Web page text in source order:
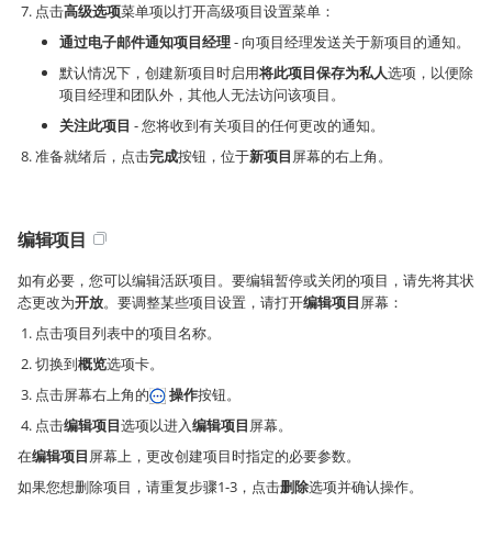
点击高级选项菜单项以打开高级项目设置菜单：
通过电子邮件通知项目经理- 向项目经理发送关于新项目的通知。
默认情况下，创建新项目时启用将此项目保存为私人选项，以便除
项目经理和团队外，其他人无法访问该项目。
关注此项目 - 您将收到有关项目的任何更改的通知。
准备就绪后，点击完成按钮，位于新项目屏幕的右上角。
编辑项目
如有必要，您可以编辑活跃项目。要编辑暂停或关闭的项目，请先将其状
态更改为开放。要调整某些项目设置，请打开编辑项目屏幕：
点击项目列表中的项目名称。
切换到概览选项卡。
点击屏幕右上角的
操作按钮。
点击编辑项目选项以进入编辑项目屏幕。
在编辑项目屏幕上，更改创建项目时指定的必要参数。
如果您想删除项目，请重复步骤1-3，点击删除选项并确认操作。